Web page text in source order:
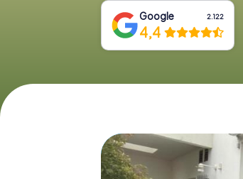
Google 2.122
4,4